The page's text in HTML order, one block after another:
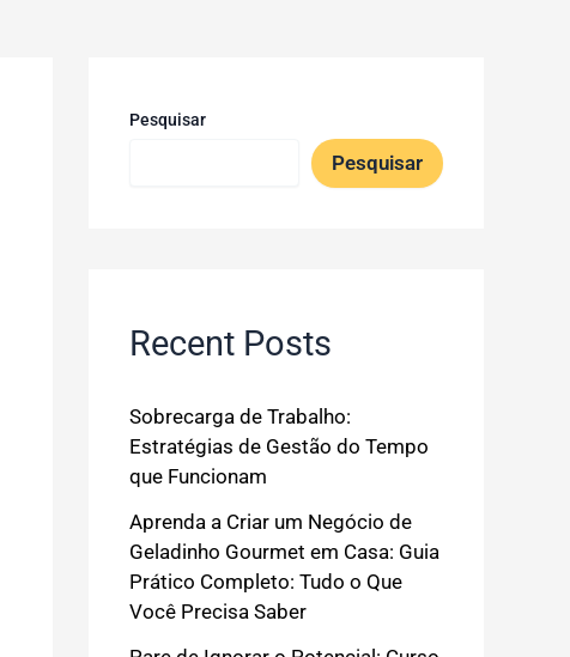
Pesquisar
Pesquisar
Recent Posts
Sobrecarga de Trabalho:
Estratégias de Gestão do Tempo
que Funcionam
Aprenda a Criar um Negócio de
Geladinho Gourmet em Casa: Guia
Prático Completo: Tudo o Que
Você Precisa Saber